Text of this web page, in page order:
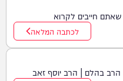
חייבים לקרוא
לכתבה המלאה
בהלם | הרב יוסף זאב